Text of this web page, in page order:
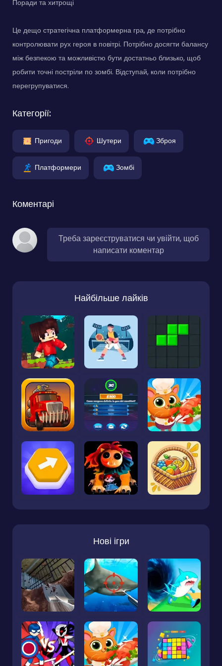
Поради та хитрощі
Це дещо стратегічна платформерна гра, де потрібно
контролювати рух героя в повітрі. Потрібно досягти балансу
між безпекою та можливістю бути достатньо близько, щоб
робити точні постріли по зомбі. Відступай, коли потрібно
перегрупуватися.
Категорії:
Пригоди Шутери Зброя
Платформери Зомбі
Коментарі
Треба зареєструватися чи увійти, щоб
написати коментар
Найбільше лайків
Нові ігри